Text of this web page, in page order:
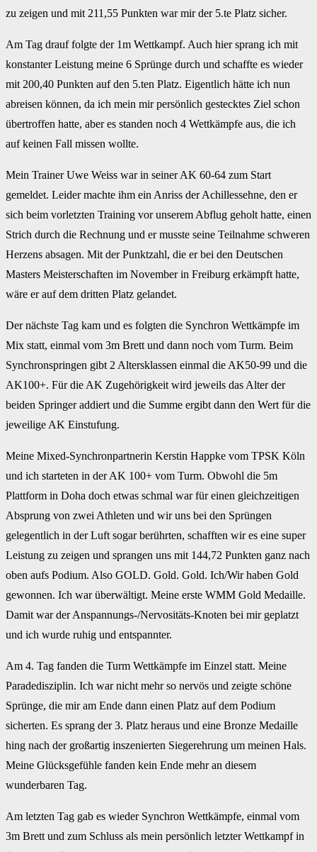
zu zeigen und mit 211,55 Punkten war mir der 5.te Platz sicher.
Am Tag drauf folgte der 1m Wettkampf. Auch hier sprang ich mit
konstanter Leistung meine 6 Sprünge durch und schaffte es wieder
mit 200,40 Punkten auf den 5.ten Platz. Eigentlich hätte ich nun
abreisen können, da ich mein mir persönlich gestecktes Ziel schon
übertroffen hatte, aber es standen noch 4 Wettkämpfe aus, die ich
auf keinen Fall missen wollte.
Mein Trainer Uwe Weiss war in seiner AK 60-64 zum Start
gemeldet. Leider machte ihm ein Anriss der Achillessehne, den er
sich beim vorletzten Training vor unserem Abflug geholt hatte, einen
Strich durch die Rechnung und er musste seine Teilnahme schweren
Herzens absagen. Mit der Punktzahl, die er bei den Deutschen
Masters Meisterschaften im November in Freiburg erkämpft hatte,
wäre er auf dem dritten Platz gelandet.
Der nächste Tag kam und es folgten die Synchron Wettkämpfe im
Mix statt, einmal vom 3m Brett und dann noch vom Turm. Beim
Synchronspringen gibt 2 Altersklassen einmal die AK50-99 und die
AK100+. Für die AK Zugehörigkeit wird jeweils das Alter der
beiden Springer addiert und die Summe ergibt dann den Wert für die
jeweilige AK Einstufung.
Meine Mixed-Synchronpartnerin Kerstin Happke vom TPSK Köln
und ich starteten in der AK 100+ vom Turm. Obwohl die 5m
Plattform in Doha doch etwas schmal war für einen gleichzeitigen
Absprung von zwei Athleten und wir uns bei den Sprüngen
gelegentlich in der Luft sogar berührten, schafften wir es eine super
Leistung zu zeigen und sprangen uns mit 144,72 Punkten ganz nach
oben aufs Podium. Also GOLD. Gold. Gold. Ich/Wir haben Gold
gewonnen. Ich war überwältigt. Meine erste WMM Gold Medaille.
Damit war der Anspannungs-/Nervositäts-Knoten bei mir geplatzt
und ich wurde ruhig und entspannter.
Am 4. Tag fanden die Turm Wettkämpfe im Einzel statt. Meine
Paradedisziplin. Ich war nicht mehr so nervös und zeigte schöne
Sprünge, die mir am Ende dann einen Platz auf dem Podium
sicherten. Es sprang der 3. Platz heraus und eine Bronze Medaille
hing nach der großartig inszenierten Siegerehrung um meinen Hals.
Meine Glücksgefühle fanden kein Ende mehr an diesem
wunderbaren Tag.
Am letzten Tag gab es wieder Synchron Wettkämpfe, einmal vom
3m Brett und zum Schluss als mein persönlich letzter Wettkampf in